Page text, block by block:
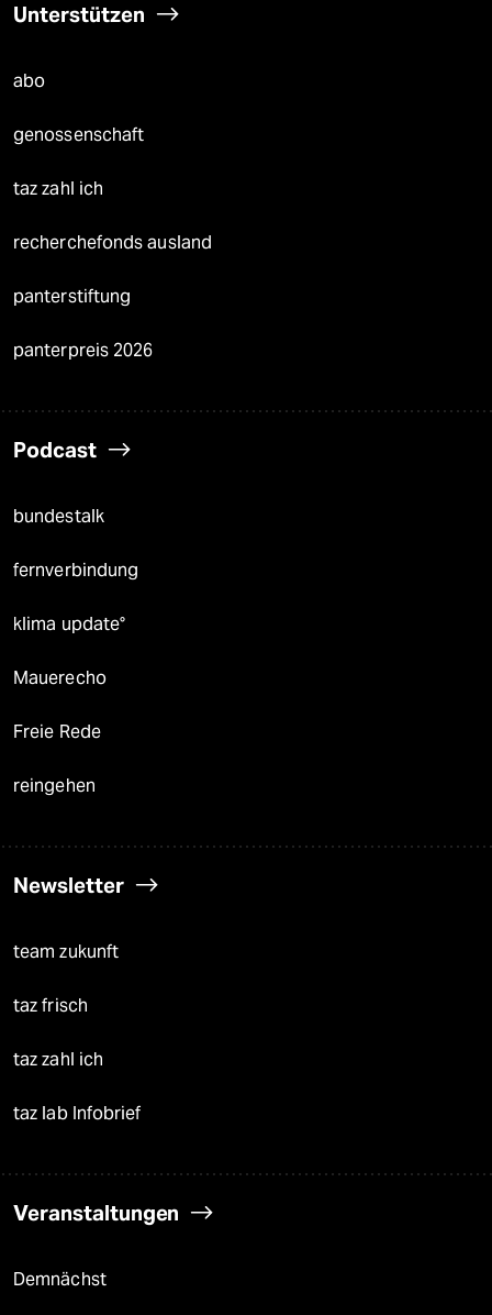
Unterstützen
abo
genossenschaft
taz zahl ich
recherchefonds ausland
panterstiftung
panterpreis 2026
Podcast
bundestalk
fernverbindung
klima update°
Mauerecho
Freie Rede
reingehen
Newsletter
team zukunft
taz frisch
taz zahl ich
taz lab Infobrief
Veranstaltungen
Demnächst